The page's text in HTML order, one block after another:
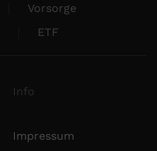
Vorsorge
ETF
Info
Impressum